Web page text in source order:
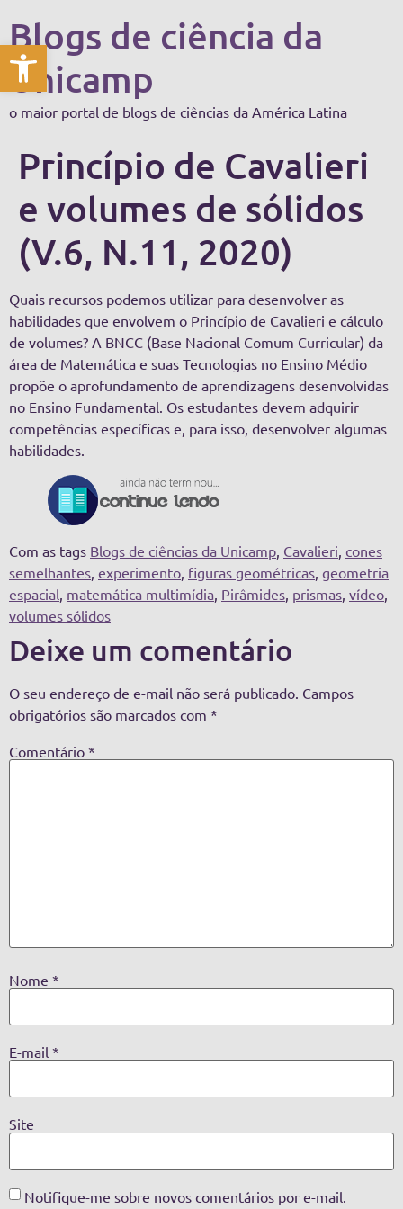
Abrir a barra de ferramentas
Blogs de ciência da
Unicamp
o maior portal de blogs de ciências da América Latina
Princípio de Cavalieri
e volumes de sólidos
(V.6, N.11, 2020)
Quais recursos podemos utilizar para desenvolver as
habilidades que envolvem o Princípio de Cavalieri e cálculo
de volumes? A BNCC (Base Nacional Comum Curricular) da
área de Matemática e suas Tecnologias no Ensino Médio
propõe o aprofundamento de aprendizagens desenvolvidas
no Ensino Fundamental. Os estudantes devem adquirir
competências específicas e, para isso, desenvolver algumas
habilidades.
Com as tags Blogs de ciências da Unicamp, Cavalieri, cones
semelhantes, experimento, figuras geométricas, geometria
espacial, matemática multimídia, Pirâmides, prismas, vídeo,
volumes sólidos
Deixe um comentário
O seu endereço de e-mail não será publicado. Campos
obrigatórios são marcados com *
Comentário *
Nome *
E-mail *
Site
Notifique-me sobre novos comentários por e-mail.